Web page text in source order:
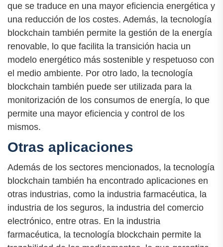
que se traduce en una mayor eficiencia energética y
una reducción de los costes. Además, la tecnología
blockchain también permite la gestión de la energía
renovable, lo que facilita la transición hacia un
modelo energético más sostenible y respetuoso con
el medio ambiente. Por otro lado, la tecnología
blockchain también puede ser utilizada para la
monitorización de los consumos de energía, lo que
permite una mayor eficiencia y control de los
mismos.
Otras aplicaciones
Además de los sectores mencionados, la tecnología
blockchain también ha encontrado aplicaciones en
otras industrias, como la industria farmacéutica, la
industria de los seguros, la industria del comercio
electrónico, entre otras. En la industria
farmacéutica, la tecnología blockchain permite la